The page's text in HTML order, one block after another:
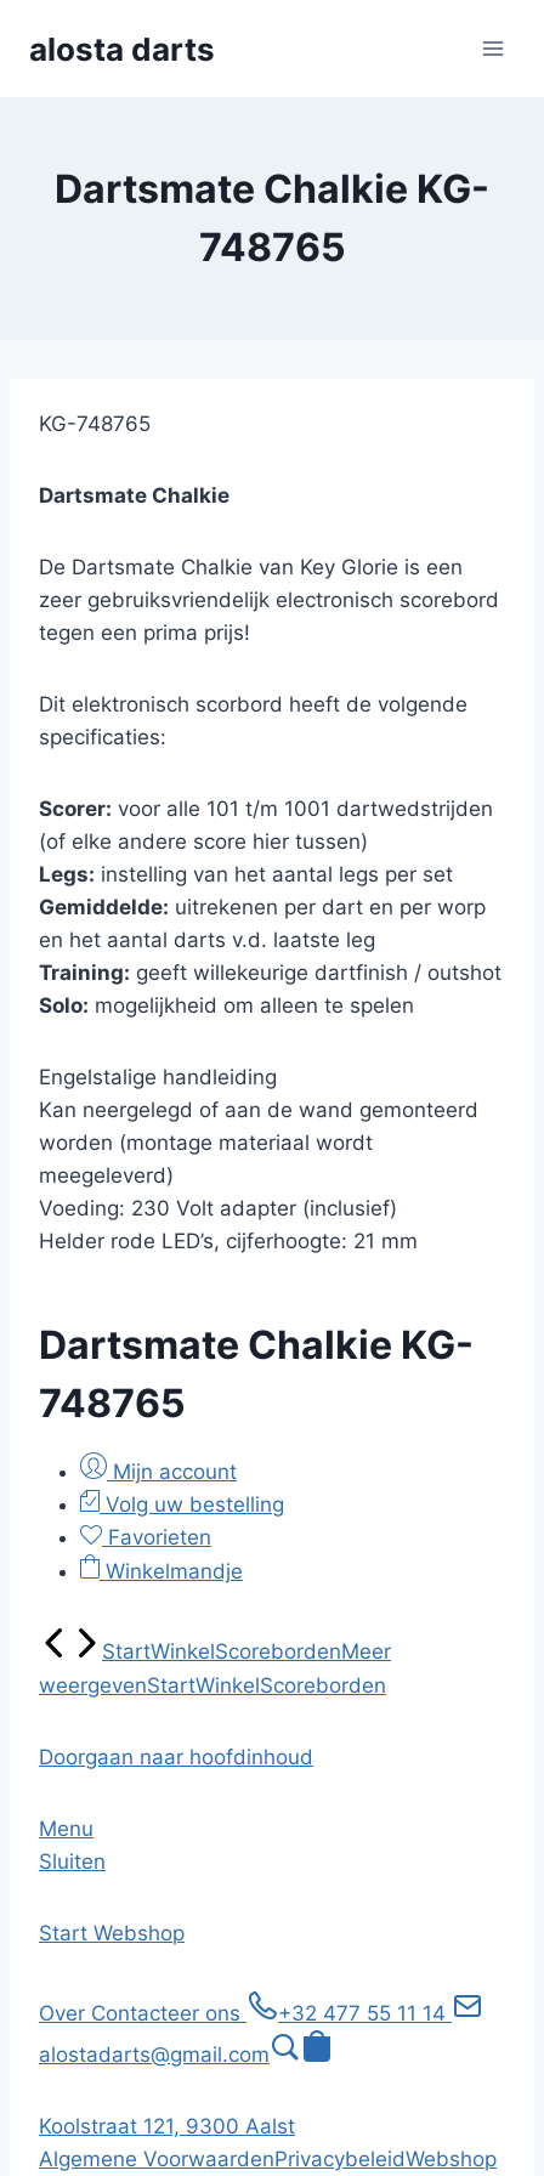
alosta darts
Dartsmate Chalkie KG-
748765
KG-748765
Dartsmate Chalkie
De Dartsmate Chalkie van Key Glorie is een
zeer gebruiksvriendelijk electronisch scorebord
tegen een prima prijs!
Dit elektronisch scorbord heeft de volgende
specificaties:
Scorer: voor alle 101 t/m 1001 dartwedstrijden
(of elke andere score hier tussen)
Legs: instelling van het aantal legs per set
Gemiddelde: uitrekenen per dart en per worp
en het aantal darts v.d. laatste leg
Training: geeft willekeurige dartfinish / outshot
Solo: mogelijkheid om alleen te spelen
Engelstalige handleiding
Kan neergelegd of aan de wand gemonteerd
worden (montage materiaal wordt
meegeleverd)
Voeding: 230 Volt adapter (inclusief)
Helder rode LED’s, cijferhoogte: 21 mm
Dartsmate Chalkie KG-
748765
Mijn account
Volg uw bestelling
Favorieten
Winkelmandje
StartWinkelScorebordenMeer
weergevenStartWinkelScoreborden
Doorgaan naar hoofdinhoud
Menu
Sluiten
Start Webshop
Over Contacteer ons
+32 477 55 11 14
alostadarts@gmail.com
Koolstraat 121, 9300 Aalst
Algemene VoorwaardenPrivacybeleidWebshop